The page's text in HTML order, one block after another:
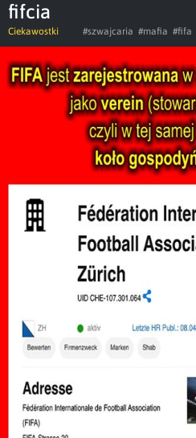
fifcia
Ciekawostki #szwajcaria #mafia #fifa